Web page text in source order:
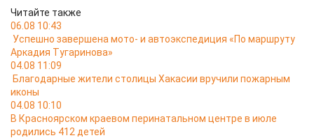
Читайте также
06.08 10:43
Успешно завершена мото- и автоэкспедиция «По маршруту
Аркадия Тугаринова»
04.08 11:09
Благодарные жители столицы Хакасии вручили пожарным
иконы
04.08 10:10
В Красноярском краевом перинатальном центре в июле
родились 412 детей